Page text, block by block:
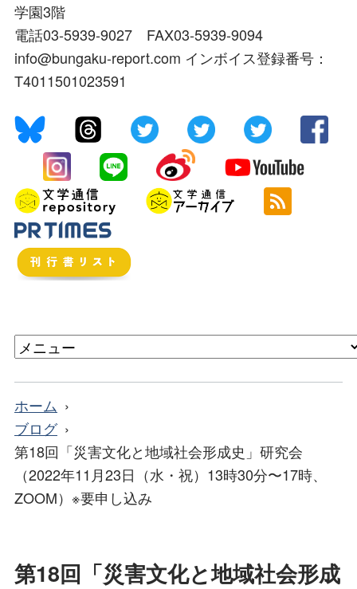
学園3階
電話03-5939-9027 FAX03-5939-9094
info@bungaku-report.com インボイス登録番号：
T4011501023591
ホーム
ブログ
第18回「災害文化と地域社会形成史」研究会
（2022年11月23日（水・祝）13時30分〜17時、
ZOOM）※要申し込み
第18回「災害文化と地域社会形成